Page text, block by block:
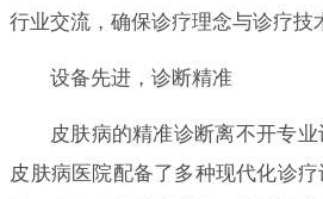
行业交流，确保诊疗理念与诊疗技
设备先进，诊断精准
皮肤病的精准诊断离不开专
皮肤病医院配备了多种现代化诊